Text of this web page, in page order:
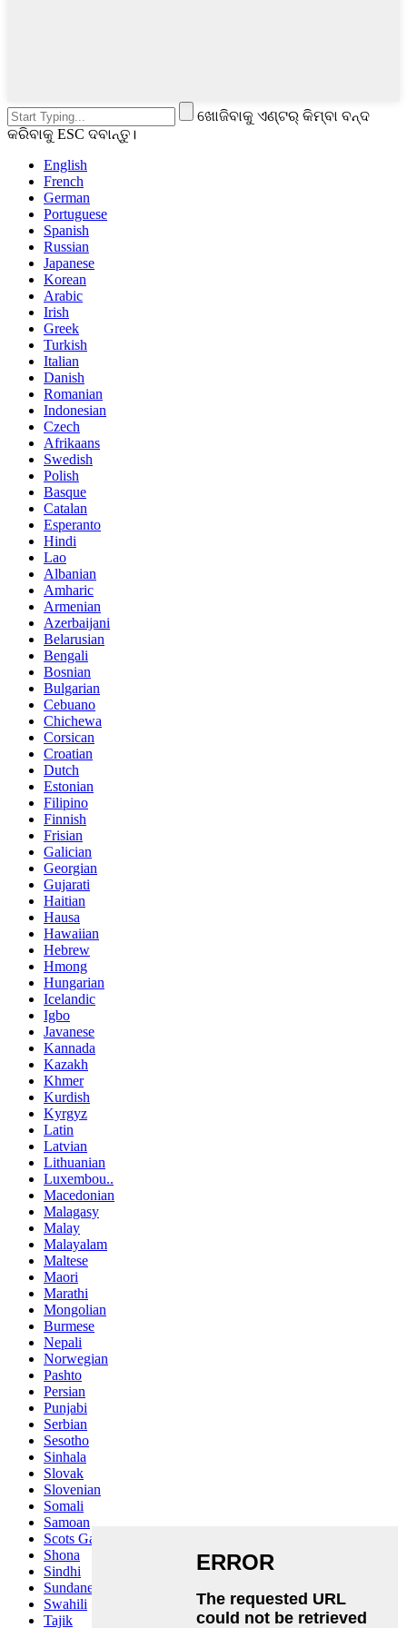
ଖୋଜିବାକୁ ଏଣ୍ଟର୍ କିମ୍ବା ବନ୍ଦ
କରିବାକୁ ESC ଦବାନ୍ତୁ।
English
French
German
Portuguese
Spanish
Russian
Japanese
Korean
Arabic
Irish
Greek
Turkish
Italian
Danish
Romanian
Indonesian
Czech
Afrikaans
Swedish
Polish
Basque
Catalan
Esperanto
Hindi
Lao
Albanian
Amharic
Armenian
Azerbaijani
Belarusian
Bengali
Bosnian
Bulgarian
Cebuano
Chichewa
Corsican
Croatian
Dutch
Estonian
Filipino
Finnish
Frisian
Galician
Georgian
Gujarati
Haitian
Hausa
Hawaiian
Hebrew
Hmong
Hungarian
Icelandic
Igbo
Javanese
Kannada
Kazakh
Khmer
Kurdish
Kyrgyz
Latin
Latvian
Lithuanian
Luxembou..
Macedonian
Malagasy
Malay
Malayalam
Maltese
Maori
Marathi
Mongolian
Burmese
Nepali
Norwegian
Pashto
Persian
Punjabi
Serbian
Sesotho
Sinhala
Slovak
Slovenian
Somali
Samoan
Scots Gaelic
Shona
Sindhi
Sundanese
Swahili
Tajik